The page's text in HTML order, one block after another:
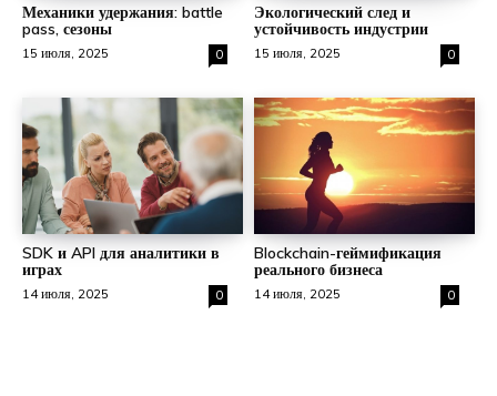
Механики удержания: battle
pass, сезоны
15 июля, 2025 0
Экологический след и
устойчивость индустрии
15 июля, 2025 0
SDK и API для аналитики в
играх
14 июля, 2025 0
Blockchain-геймификация
реального бизнеса
14 июля, 2025 0